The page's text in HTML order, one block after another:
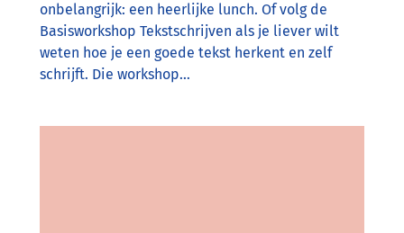
onbelangrijk: een heerlijke lunch. Of volg de
Basisworkshop Tekstschrijven als je liever wilt
weten hoe je een goede tekst herkent en zelf
schrijft. Die workshop…